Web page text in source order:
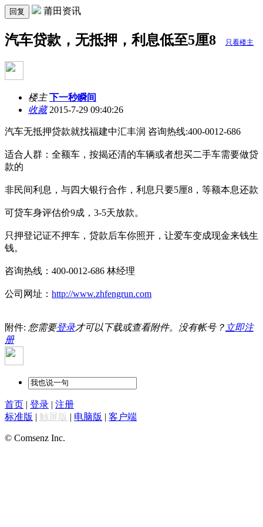
回复 莆田资讯
汽车贷款，无抵押，利息低至5厘8 只看楼主
楼主 下一秒瞬间
收藏2015-7-29 09:40:26
汽车无抵押贷款就找福建中汇丰润 咨询热线:400-0012-686
适合人群：全额车，按揭还清的车辆或者想买二手车需要做贷
款的
非民间利息，与四大银行合作，利息只要5厘8，等额本息还款
可贷车身评估价9成，3-5天放款。
只押登记证不押车，贷款后车你照开，让爱车变成现金来钱生
钱。
咨询热线：400-0012-686 林经理
公司网址： http://www.zhfengrun.com
附件: 您需要登录才可以下载或查看附件。没有帐号？ 立即注
册
首页 | 登录 | 注册
标准版 | 触屏版 | 电脑版 | 客户端
© Comsenz Inc.